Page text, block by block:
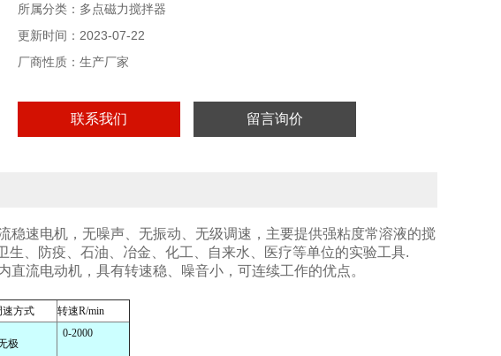
所属分类：多点磁力搅拌器
更新时间：2023-07-22
厂商性质：生产厂家
联系我们 留言询价
稳速电机，无噪声、无振动、无级调速，主要提供强粘度常溶液的搅
、防疫、石油、冶金、化工、自来水、医疗等单位的实验工具.
直流电动机，具有转速稳、噪音小，可连续工作的优点。
速方式 转速R/min
极
0-2000